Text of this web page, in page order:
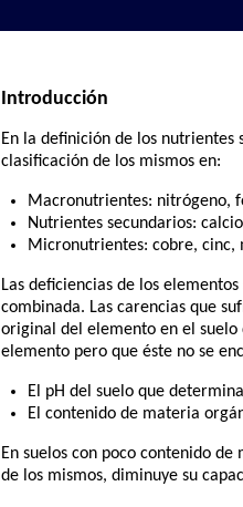
Introducción
En la definición de los
clasificación de los mismos en:
Macronutrientes: nitrógeno,
Nutrientes secundarios:
Micronutrientes: cobre, cinc,
Las deficiencias de los
combinada. Las carencias que
original del elemento en el suelo
elemento pero que éste no se
El pH del suelo que
El contenido de materia
En suelos con poco contenido
de los mismos, diminuye su